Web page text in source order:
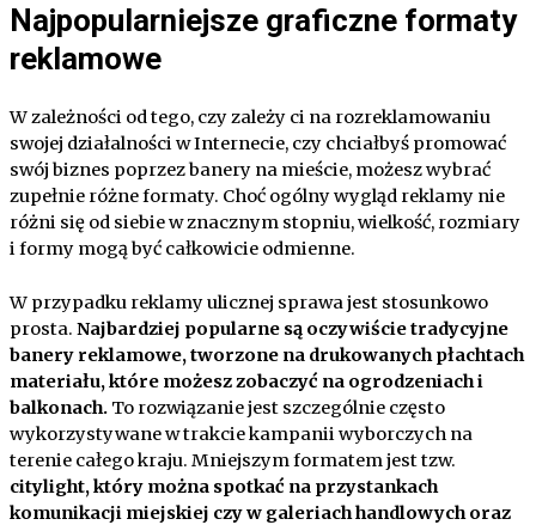
Najpopularniejsze graficzne formaty
reklamowe
W zależności od tego, czy zależy ci na rozreklamowaniu
swojej działalności w Internecie, czy chciałbyś promować
swój biznes poprzez banery na mieście, możesz wybrać
zupełnie różne formaty. Choć ogólny wygląd reklamy nie
różni się od siebie w znacznym stopniu, wielkość, rozmiary
i formy mogą być całkowicie odmienne.
W przypadku reklamy ulicznej sprawa jest stosunkowo
prosta. Najbardziej popularne są oczywiście tradycyjne
banery reklamowe, tworzone na drukowanych płachtach
materiału, które możesz zobaczyć na ogrodzeniach i
balkonach. To rozwiązanie jest szczególnie często
wykorzystywane w trakcie kampanii wyborczych na
terenie całego kraju. Mniejszym formatem jest tzw.
citylight, który można spotkać na przystankach
komunikacji miejskiej czy w galeriach handlowych oraz